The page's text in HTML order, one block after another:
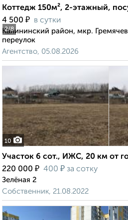
2/8
Коттедж 150м², 2-этажный,
4 500 ₽ в сутки
Калининский район, мкр.
переулок
Агентство, 05.08.2026
10
Участок 6 сот., ИЖС, 20 км от
220 000 ₽ 400 ₽ за сотку
Зелёная 2
Собственник, 21.08.2022